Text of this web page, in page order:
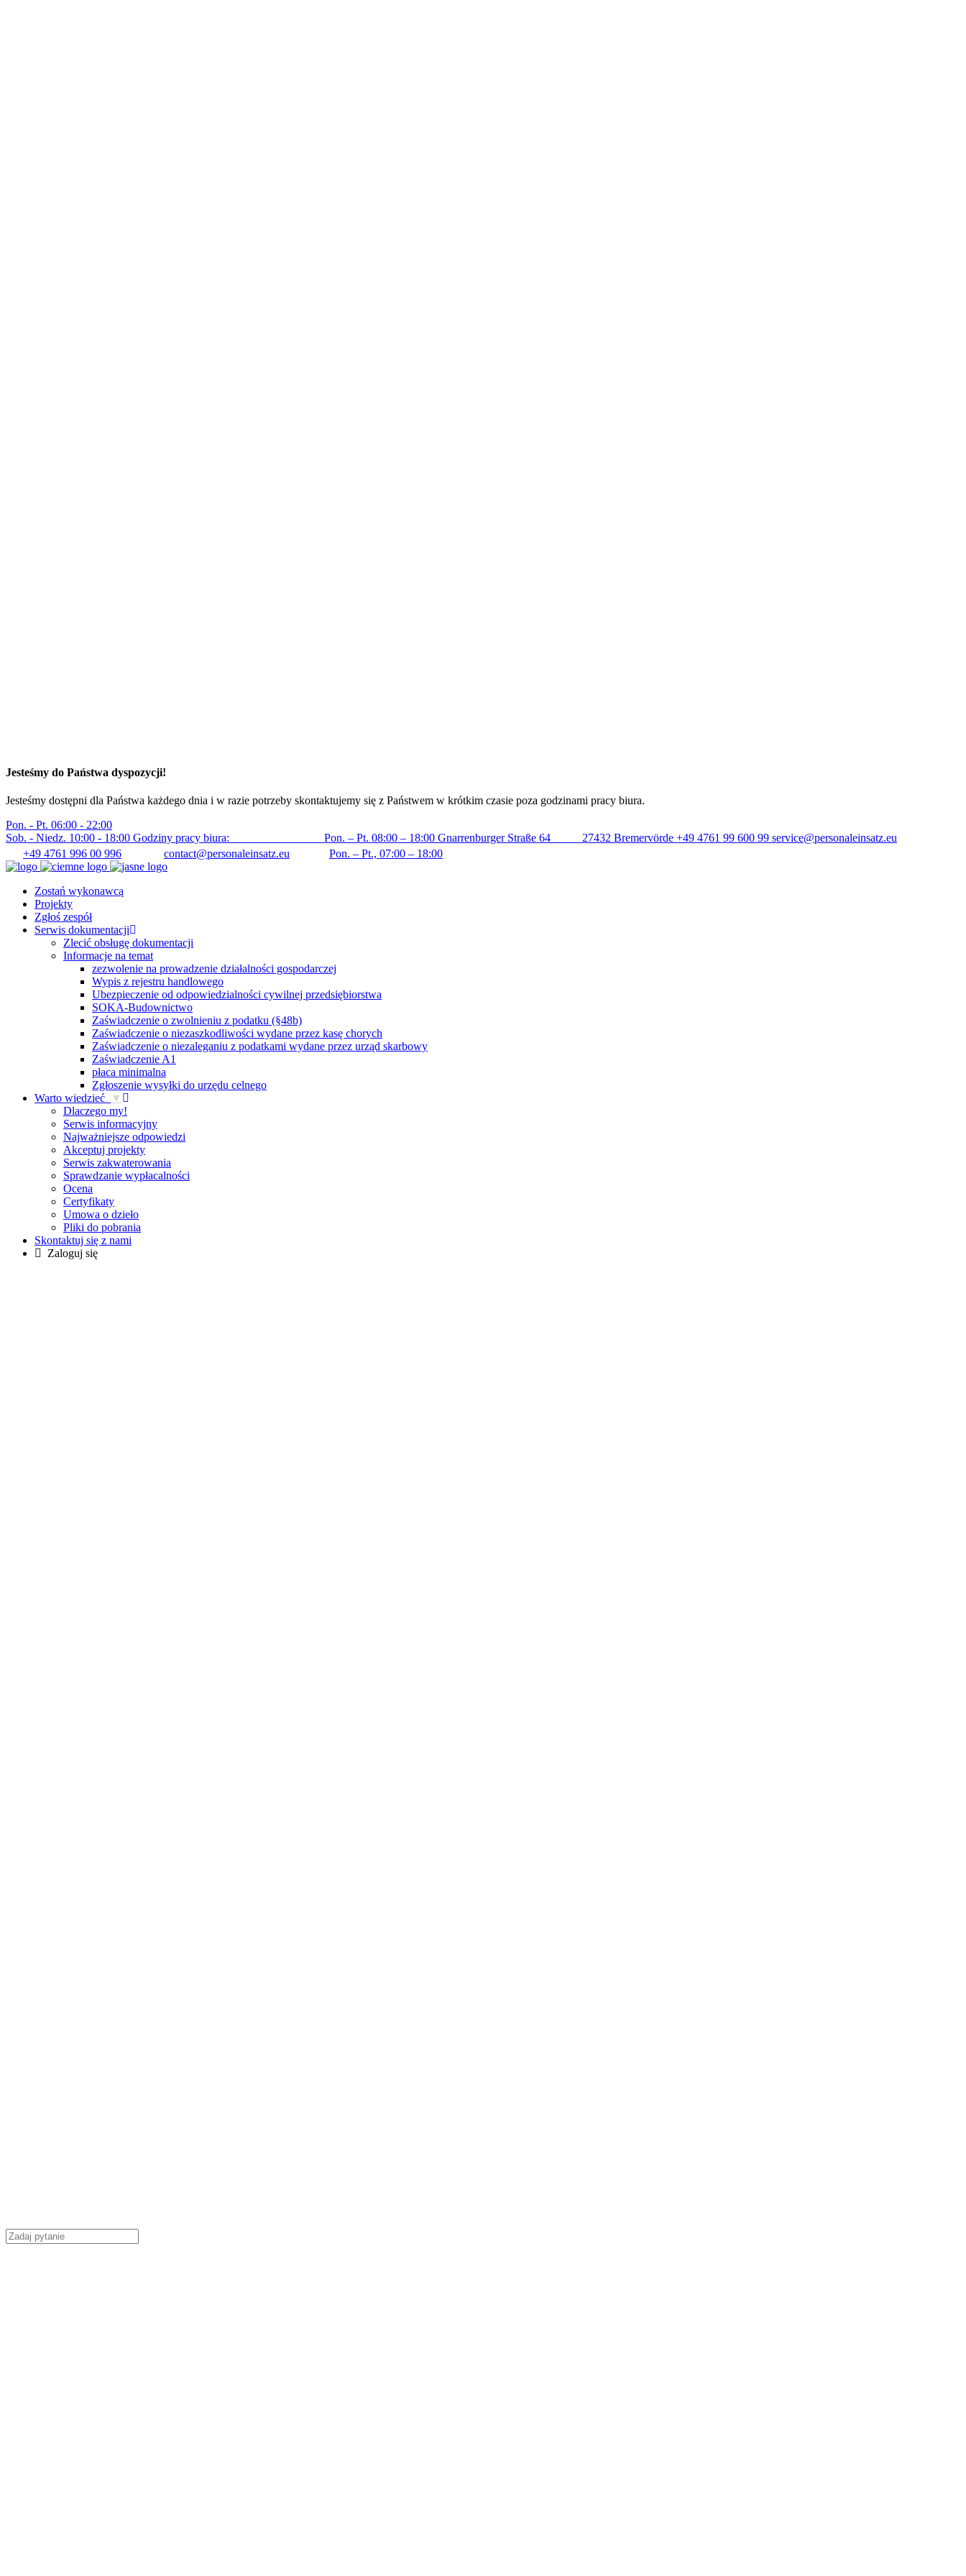
Jesteśmy do Państwa dyspozycji!
Jesteśmy dostępni dla Państwa każdego dnia i w razie potrzeby skontaktujemy się z Państwem w krótkim czasie poza godzinami pracy biura.
Pon. - Pt. 06:00 - 22:00
Sob. - Niedz. 10:00 - 18:00 Godziny pracy biura: Pon. – Pt. 08:00 – 18:00 Gnarrenburger Straße 64 27432 Bremervörde +49 4761 99 600 99 service@personaleinsatz.eu
+49 4761 996 00 996
contact@personaleinsatz.eu Pon. – Pt., 07:00 – 18:00
Zostań wykonawcą
Projekty
Zgłoś zespół
Serwis dokumentacji
Zlecić obsługę dokumentacji
Informacje na temat
zezwolenie na prowadzenie działalności gospodarczej
Wypis z rejestru handlowego
Ubezpieczenie od odpowiedzialności cywilnej przedsiębiorstwa
SOKA-Budownictwo
Zaświadczenie o zwolnieniu z podatku (§48b)
Zaświadczenie o niezaszkodliwości wydane przez kasę chorych
Zaświadczenie o niezaleganiu z podatkami wydane przez urząd skarbowy
Zaświadczenie A1
płaca minimalna
Zgłoszenie wysyłki do urzędu celnego
Warto wiedzieć
▼
Dlaczego my!
Serwis informacyjny
Najważniejsze odpowiedzi
Akceptuj projekty
Serwis zakwaterowania
Sprawdzanie wypłacalności
Ocena
Certyfikaty
Umowa o dzieło
Pliki do pobrania
Skontaktuj się z nami
Zaloguj się